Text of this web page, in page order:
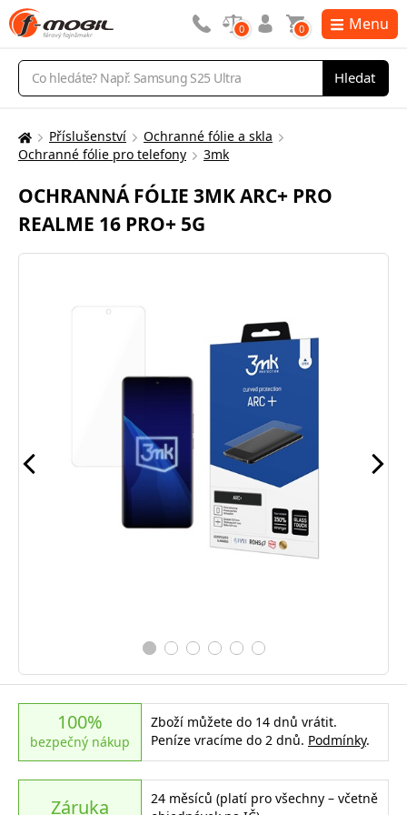
Vyhledávání
Hledat
0 0 Menu
Zde
nacházíte:
Příslušenství
Ochranné fólie a skla
Ochranné fólie pro telefony
3mk
OCHRANNÁ FÓLIE 3MK ARC+ PRO
REALME 16 PRO+ 5G
100%
bezpečný nákup
Zboží můžete do 14 dnů vrátit.
Peníze vracíme do 2 dnů. Podmínky.
Záruka
24 měsíců (platí pro všechny – včetně